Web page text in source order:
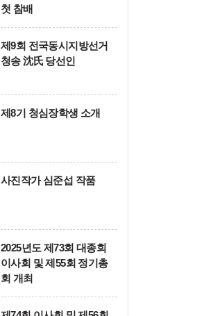
첫 참배
제9회 전국동시지방선거
청송 沈氏 당선인
제8기 청심장학생 소개
사진작가 심준섭 작품
2025년도 제73회 대종회
이사회 및 제55회 정기총
회 개최